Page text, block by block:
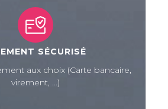
SÉCURISÉ
aux choix (Carte bancaire,
virement, ...)